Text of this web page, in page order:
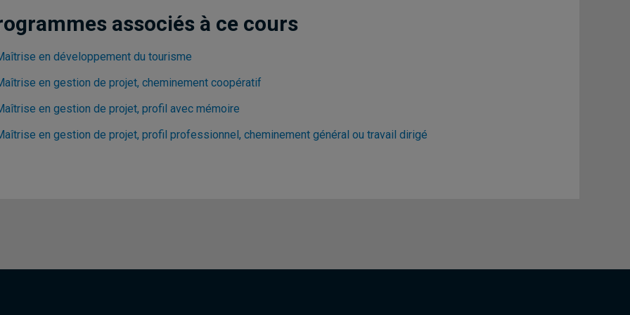
associés à ce cours
en développement du tourisme
en gestion de projet, cheminement coopératif
en gestion de projet, profil avec mémoire
en gestion de projet, profil professionnel, cheminement général ou travail dirigé